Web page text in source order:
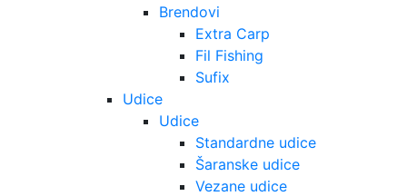
Brendovi
Extra Carp
Fil Fishing
Sufix
Udice
Udice
Standardne udice
Šaranske udice
Vezane udice